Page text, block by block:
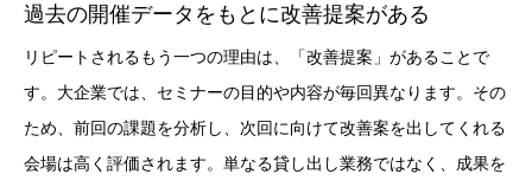
過去の開催データをもとに改善提案がある
リピートされるもう一つの理由は、「改善提案」があることで
す。大企業では、セミナーの目的や内容が毎回異なります。その
ため、前回の課題を分析し、次回に向けて改善案を出してくれる
会場は高く評価されます。単なる貸し出し業務ではなく、成果を